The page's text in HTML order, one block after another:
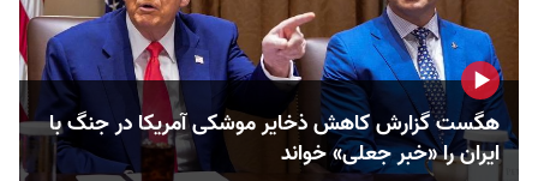
هگست گزارش کاهش ذخایر موشکی آمریکا در جنگ با
ایران را «خبر جعلی» خواند